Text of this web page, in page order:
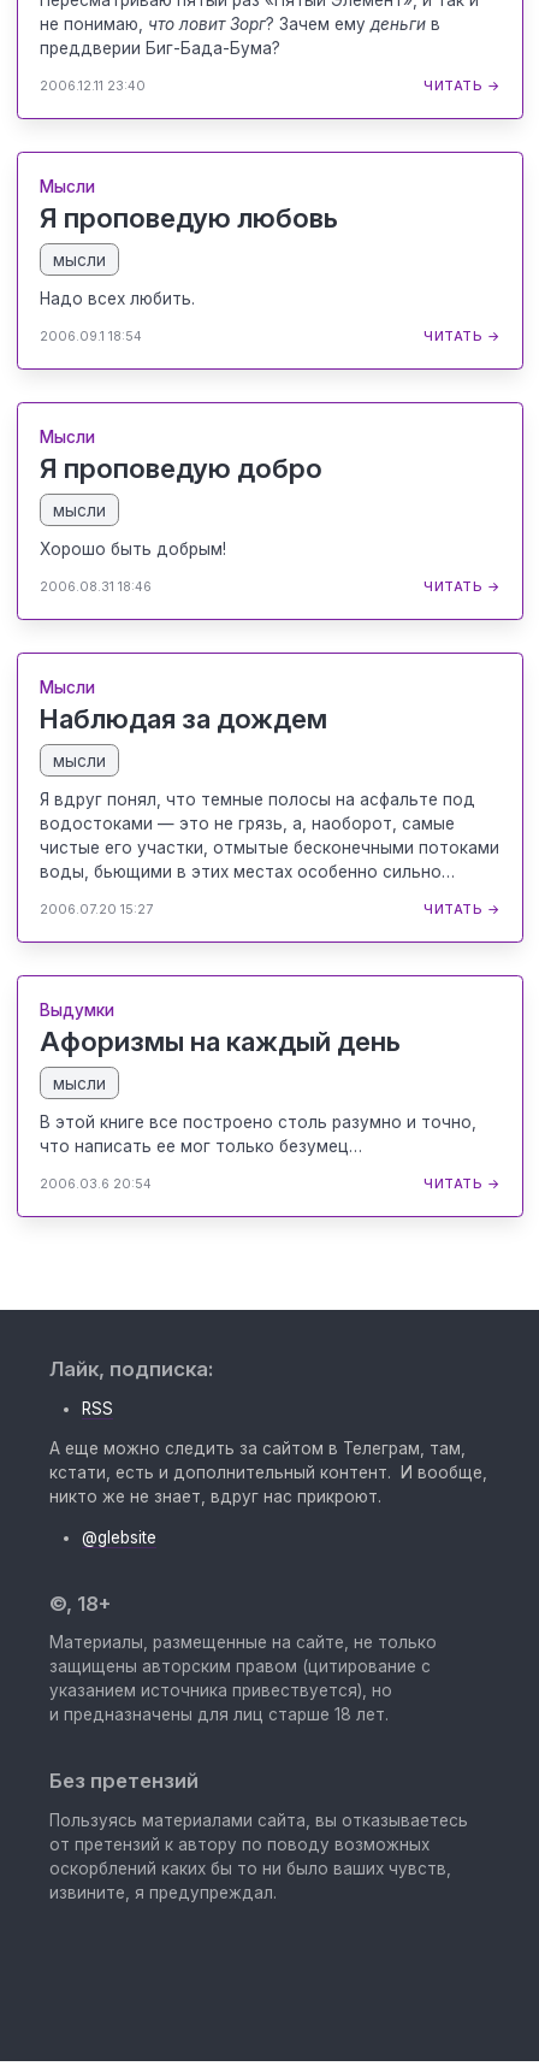
не понимаю, что ловит Зорг? Зачем емуденьгив
преддверии Биг-Бада-Бума?
2006.12.11 23:40 ЧИТАТЬ →
Мысли
Я проповедую любовь
мысли
Надо всех любить.
2006.09.1 18:54 ЧИТАТЬ →
Мысли
Я проповедую добро
мысли
Хорошо быть добрым!
2006.08.31 18:46 ЧИТАТЬ →
Мысли
Наблюдая за дождем
мысли
Я вдруг понял, что темные полосы на асфальте под
водостоками — это не грязь, а, наоборот, самые
чистые его участки, отмытые бесконечными потоками
воды, бьющими в этих местах особенно сильно…
2006.07.20 15:27 ЧИТАТЬ →
Выдумки
Афоризмы на каждый день
мысли
В этой книге все построено столь разумно и точно,
что написать ее мог только безумец…
2006.03.6 20:54 ЧИТАТЬ →
Лайк, подписка:
RSS
А еще можно следить за сайтом в Телеграм, там,
кстати, есть и дополнительный контент. И вообще,
никто же не знает, вдруг нас прикроют.
@glebsite
©, 18+
Материалы, размещенные на сайте, не только
защищены авторским правом (цитирование с
указанием источника привествуется), но
и предназначены для лиц старше 18 лет.
Без претензий
Пользуясь материалами сайта, вы отказываетесь
от претензий к автору по поводу возможных
оскорблений каких бы то ни было ваших чувств,
извините, я предупреждал.